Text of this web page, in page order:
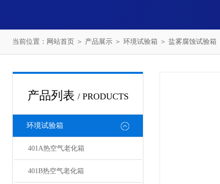
当前位置： 网站首页 ＞ 产品展示 ＞ 环境试验箱 ＞ 盐雾腐蚀试验箱
产品列表 / PRODUCTS
环境试验箱
401A热空气老化箱
401B热空气老化箱